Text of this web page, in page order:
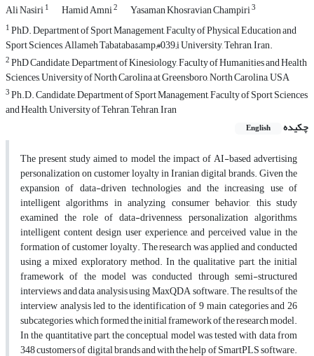
Ali Nasiri1 Hamid Amni2 Yasaman Khosravian Champiri3
1PhD. Department of Sport Management, Faculty of Physical Education and
Sport Sciences, Allameh Tabataba&amp;#039;i University, Tehran, Iran.
2PhD Candidate, Department of Kinesiology, Faculty of Humanities and Health
Sciences, University of North Carolina at Greensboro, North Carolina, USA
3Ph.D. Candidate, Department of Sport Management, Faculty of Sport Sciences
and Health, University of Tehran, Tehran, Iran
چکیده
English
The present study aimed to model the impact of AI-based advertising
personalization on customer loyalty in Iranian digital brands. Given the
expansion of data-driven technologies and the increasing use of
intelligent algorithms in analyzing consumer behavior, this study
examined the role of data-drivenness, personalization algorithms,
intelligent content design, user experience, and perceived value in the
formation of customer loyalty. The research was applied and conducted
using a mixed exploratory method. In the qualitative part, the initial
framework of the model was conducted through semi-structured
interviews and data analysis using MaxQDA software. The results of the
interview analysis led to the identification of 9 main categories and 26
subcategories, which formed the initial framework of the research model.
In the quantitative part, the conceptual model was tested with data from
348 customers of digital brands and with the help of SmartPLS software.